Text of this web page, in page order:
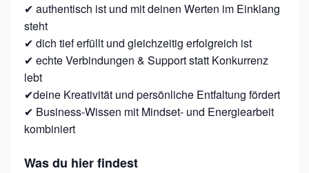
✔ authentisch ist und mit deinen Werten im Einklang
steht
✔ dich tief erfüllt und gleichzeitig erfolgreich ist
✔ echte Verbindungen & Support statt Konkurrenz
lebt
✔deine Kreativität und persönliche Entfaltung fördert
✔ Business-Wissen mit Mindset- und Energiearbeit
kombiniert
Was du hier findest